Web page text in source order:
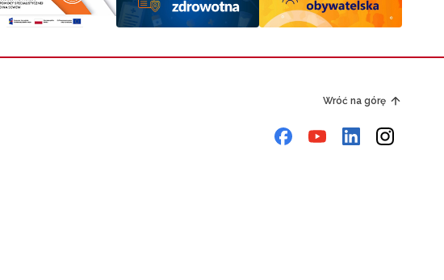
Wróć na górę